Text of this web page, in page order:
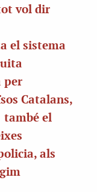
vol dir
el sistema
per
Catalans,
el
als